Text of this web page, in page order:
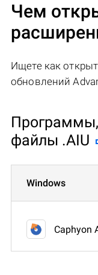
Чем
Ищете как
обновлений
файлы .AIU
Windows
Caphyon